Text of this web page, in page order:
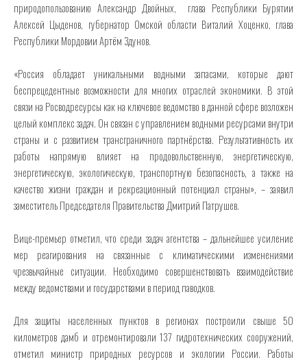
природопользованию Александр Двойных, глава Республики Бурятии
Алексей Цыденов, губернатор Омской области Виталий Хоценко, глава
Республики Мордовии Артём Здунов.
«Россия обладает уникальными водными запасами, которые дают
беспрецедентные возможности для многих отраслей экономики. В этой
связи на Росводресурсы как на ключевое ведомство в данной сфере возложен
целый комплекс задач. Он связан с управлением водными ресурсами внутри
страны и с развитием трансграничного партнёрства. Результативность их
работы напрямую влияет на продовольственную, энергетическую,
энергетическую, экологическую, транспортную безопасность, а также на
качество жизни граждан и рекреационный потенциал страны», – заявил
заместитель Председателя Правительства Дмитрий Патрушев.
Вице-премьер отметил, что среди задач агентства – дальнейшее усиление
мер реагирования на связанные с климатическими изменениями
чрезвычайные ситуации. Необходимо совершенствовать взаимодействие
между ведомствами и государствами в период паводков.
Для защиты населенных пунктов в регионах построили свыше 50
километров дамб и отремонтировали 137 гидротехнических сооружений,
отметил министр природных ресурсов и экологии России. Работы